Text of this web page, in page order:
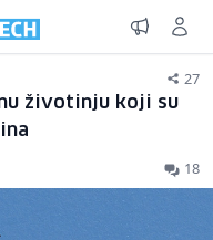
27
životinju koji su
18